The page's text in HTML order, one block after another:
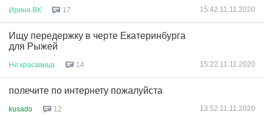
Ирина ВК 17 15:42 11.11.2020
Ищу передержку в черте Екатеринбурга
для Рыжей
Не красавица 14 15:22 11.11.2020
полечите по интернету пожалуйста
kusado 12 13:52 11.11.2020